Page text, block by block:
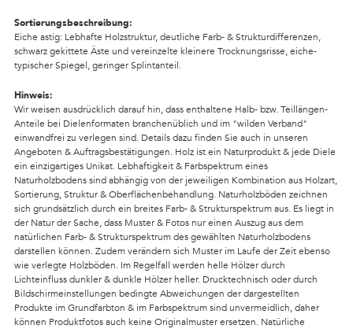
Sortierungsbeschreibung:
Eiche astig: Lebhafte Holzstruktur, deutliche Farb- & Strukturdifferenzen,
schwarz gekittete Äste und vereinzelte kleinere Trocknungsrisse, eiche-
typischer Spiegel, geringer Splintanteil.
Hinweis:
Wir weisen ausdrücklich darauf hin, dass enthaltene Halb- bzw. Teillängen-
Anteile bei Dielenformaten branchenüblich und im "wilden Verband"
einwandfrei zu verlegen sind. Details dazu finden Sie auch in unseren
Angeboten & Auftragsbestätigungen. Holz ist ein Naturprodukt & jede Diele
ein einzigartiges Unikat. Lebhaftigkeit & Farbspektrum eines
Naturholzbodens sind abhängig von der jeweiligen Kombination aus Holzart,
Sortierung, Struktur & Oberflächenbehandlung. Naturholzböden zeichnen
sich grundsätzlich durch ein breites Farb- & Strukturspektrum aus. Es liegt in
der Natur der Sache, dass Muster & Fotos nur einen Auszug aus dem
natürlichen Farb- & Strukturspektrum des gewählten Naturholzbodens
darstellen können. Zudem verändern sich Muster im Laufe der Zeit ebenso
wie verlegte Holzböden. Im Regelfall werden helle Hölzer durch
Lichteinfluss dunkler & dunkle Hölzer heller. Drucktechnisch oder durch
Bildschirmeinstellungen bedingte Abweichungen der dargestellten
Produkte im Grundfarbton & im Farbspektrum sind unvermeidlich, daher
können Produktfotos auch keine Originalmuster ersetzen. Natürliche